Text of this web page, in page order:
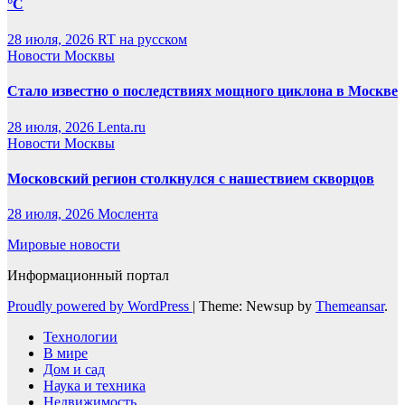
°C
28 июля, 2026 RT на русском
Новости Москвы
Стало известно о последствиях мощного циклона в Москве
28 июля, 2026 Lenta.ru
Новости Москвы
Московский регион столкнулся с нашествием скворцов
28 июля, 2026 Мослента
Мировые новости
Информационный портал
Proudly powered by WordPress | Theme: Newsup by Themeansar.
Технологии
В мире
Дом и сад
Наука и техника